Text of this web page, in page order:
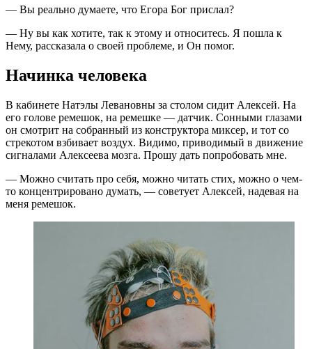
— Вы реально думаете, что Егора Бог прислал?
— Ну вы как хотите, так к этому и относитесь. Я пошла к
Нему, рассказала о своей проблеме, и Он помог.
Начинка человека
В кабинете Натэлы Левановны за столом сидит Алексей. На
его голове ремешок, на ремешке — датчик. Сонными глазами
он смотрит на собранный из конструктора миксер, и тот со
стрекотом взбивает воздух. Видимо, приводимый в движение
сигналами Алексеева мозга. Прошу дать попробовать мне.
— Можно считать про себя, можно читать стих, можно о чем-
то концентрировано думать, — советует Алексей, надевая на
меня ремешок.